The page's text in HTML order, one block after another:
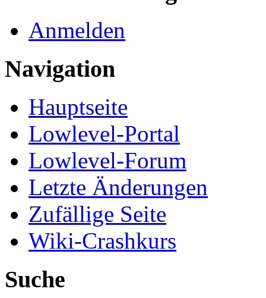
Anmelden
Navigation
Hauptseite
Lowlevel-Portal
Lowlevel-Forum
Letzte Änderungen
Zufällige Seite
Wiki-Crashkurs
Suche